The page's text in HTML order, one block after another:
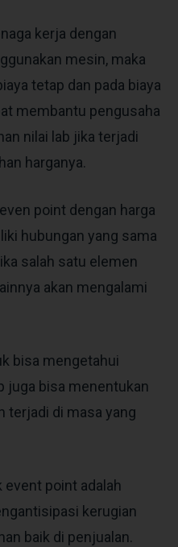
kerja dengan
mesin, maka
tetap dan pada biaya
membantu pengusaha
nilai lab jika terjadi
harganya.
point dengan harga
hubungan yang sama
salah satu elemen
akan mengalami
bisa mengetahui
juga bisa menentukan
terjadi di masa yang
event point adalah
kerugian
baik di penjualan.